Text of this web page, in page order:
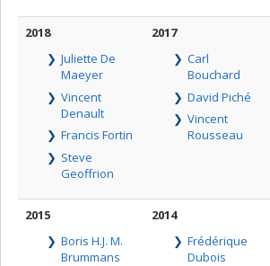
2018
Juliette De
Maeyer
Vincent
Denault
Francis Fortin
Steve
Geoffrion
2017
Carl
Bouchard
David Piché
Vincent
Rousseau
2015
Boris H.J. M.
Brummans
2014
Frédérique
Dubois